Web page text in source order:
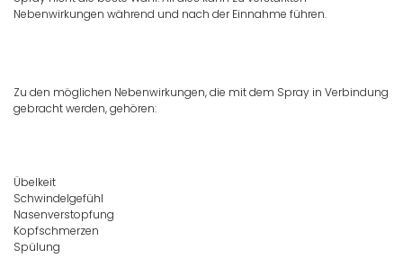
Nebenwirkungen während und nach der Einnahme führen.
Zu den möglichen Nebenwirkungen, die mit dem Spray in Verbindung
gebracht werden, gehören:
Übelkeit
Schwindelgefühl
Nasenverstopfung
Kopfschmerzen
Spülung